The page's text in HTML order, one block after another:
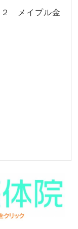
２ メイプル金